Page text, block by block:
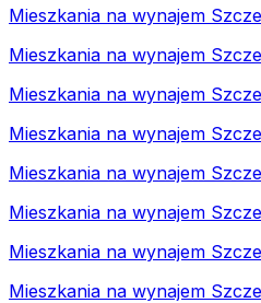
Mieszkania na wynajem
Mieszkania na wynajem
Mieszkania na wynajem
Mieszkania na wynajem
Mieszkania na wynajem
Mieszkania na wynajem
Mieszkania na wynajem
Mieszkania na wynajem